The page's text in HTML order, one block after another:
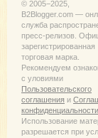
© 2005−2025,
B2Blogger.com —
служба
пресс-релизов.
зарегистрированная
торговая марка.
Рекомендуем
с уловиями
Пользовательского
соглашения и
конфиденциальности
Использование
разрешается при